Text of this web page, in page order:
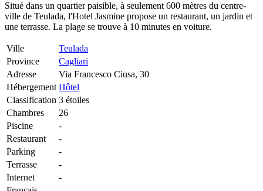
Situé dans un quartier paisible, à seulement 600 mètres du centre-
ville de Teulada, l'Hotel Jasmine propose un restaurant, un jardin et
une terrasse. La plage se trouve à 10 minutes en voiture.
Ville
Teulada
Province
Cagliari
Adresse
Via Francesco Ciusa, 30
Hébergement Hôtel
Classification 3 étoiles
Chambres
26
Piscine
-
Restaurant
-
Parking
-
Terrasse
-
Internet
-